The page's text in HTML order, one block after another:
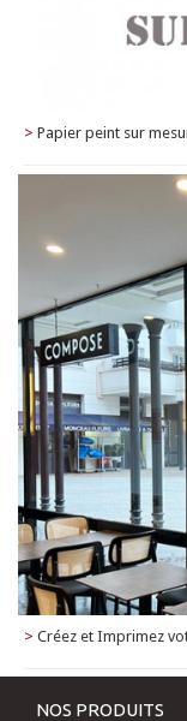
> Papier peint sur
> Créez et Imprimez
NOS PRODUITS